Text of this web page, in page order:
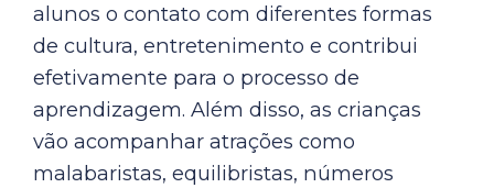
alunos o contato com diferentes formas
de cultura, entretenimento e contribui
efetivamente para o processo de
aprendizagem. Além disso, as crianças
vão acompanhar atrações como
malabaristas, equilibristas, números